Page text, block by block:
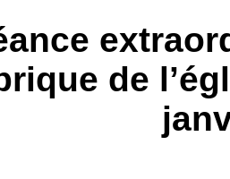
de